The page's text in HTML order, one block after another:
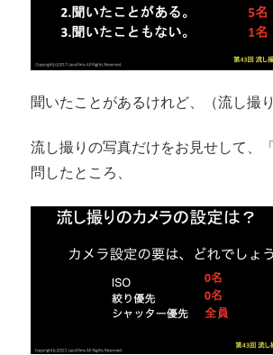
聞いたことがあるけれど、（流し撮
流し撮りの写真だけをお見せして、
問したところ、